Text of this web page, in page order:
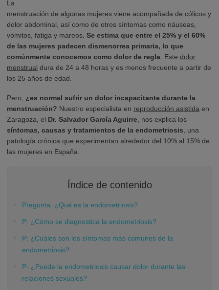
La
menstruación de algunas mujeres viene acompañada de cólicos y
dolor abdominal, así como de otros síntomas como náuseas,
vómitos, fatiga y mareos. Se estima que entre el 25% y el 60%
de las mujeres padecen dismenorrea primaria, lo que
comúnmente conocemos como dolor de regla . Este dolor
menstrual dura de 24 a 48 horas y es menos frecuente a partir de
los 25 años de edad.
Pero, ¿es normal sufrir un dolor incapacitante durante la
menstruación? Nuestro especialista en reproducción asistida en
Zaragoza, el Dr. Salvador García Aguirre , nos explica los
síntomas, causas y tratamientos de la endometriosis , una
patología crónica que experimentan alrededor del 10% al 15% de
las mujeres en España.
Índice de contenido
Pregunta: ¿Qué es la endometriosis?
P: ¿Cómo se diagnostica la endometriosis?
P: ¿Cuáles son los síntomas más comunes de la
endometriosis?
P- ¿Puede la endometriosis causar dolor durante las
relaciones sexuales?